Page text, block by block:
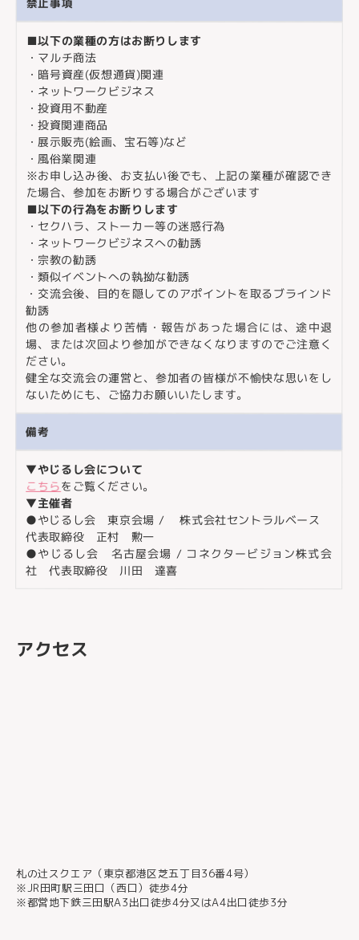
禁止事項
■以下の業種の方はお断りします
・マルチ商法
・暗号資産(仮想通貨)関連
・ネットワークビジネス
・投資用不動産
・投資関連商品
・展示販売(絵画、宝石等)など
・風俗業関連
※お申し込み後、お支払い後でも、上記の業種が確認でき
た場合、参加をお断りする場合がございます
■以下の行為をお断りします
・セクハラ、ストーカー等の迷惑行為
・ネットワークビジネスへの勧誘
・宗教の勧誘
・類似イベントへの執拗な勧誘
・交流会後、目的を隠してのアポイントを取るブラインド
勧誘
他の参加者様より苦情・報告があった場合には、途中退
場、または次回より参加ができなくなりますのでご注意く
ださい。
健全な交流会の運営と、参加者の皆様が不愉快な思いをし
ないためにも、ご協力お願いいたします。
備考
▼やじるし会について
こちらをご覧ください。
▼主催者
●やじるし会 東京会場 / 株式会社セントラルベース
代表取締役 正村 勲一
●やじるし会 名古屋会場 / コネクタービジョン株式会
社 代表取締役 川田 達喜
アクセス
札の辻スクエア（東京都港区芝五丁目36番4号）
※JR田町駅三田口（西口）徒歩4分
※都営地下鉄三田駅A3出口徒歩4分又はA4出口徒歩3分